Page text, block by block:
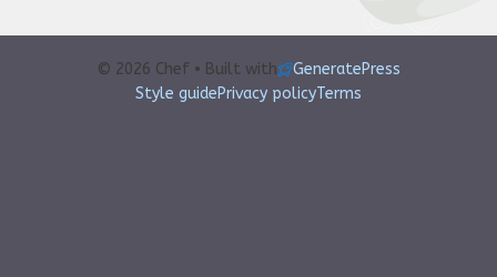
© 2026 Chef • Built with
GeneratePress
Style guidePrivacy policyTerms